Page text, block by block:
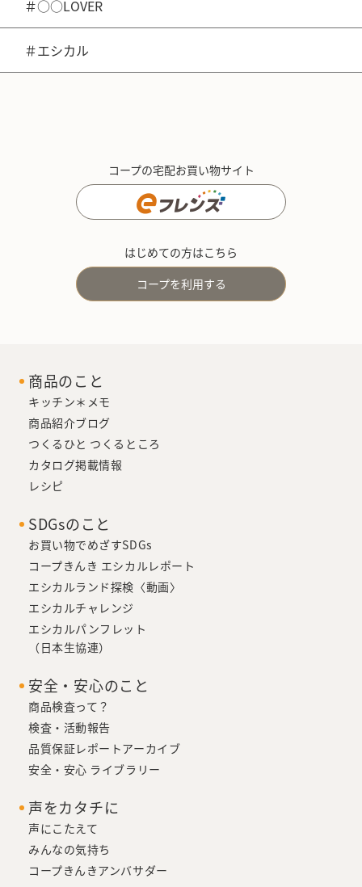
＃○○LOVER
＃エシカル
コープの宅配お買い物サイト
はじめての方はこちら
コープを利用する
商品のこと
キッチン＊メモ
商品紹介ブログ
つくるひと つくるところ
カタログ掲載情報
レシピ
SDGsのこと
お買い物でめざすSDGs
コープきんき エシカルレポート
エシカルランド探検〈動画〉
エシカルチャレンジ
エシカルパンフレット
（日本生協連）
安全・安心のこと
商品検査って？
検査・活動報告
品質保証レポートアーカイブ
安全・安心 ライブラリー
声をカタチに
声にこたえて
みんなの気持ち
コープきんきアンバサダー